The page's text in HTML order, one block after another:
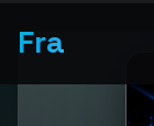
Fra